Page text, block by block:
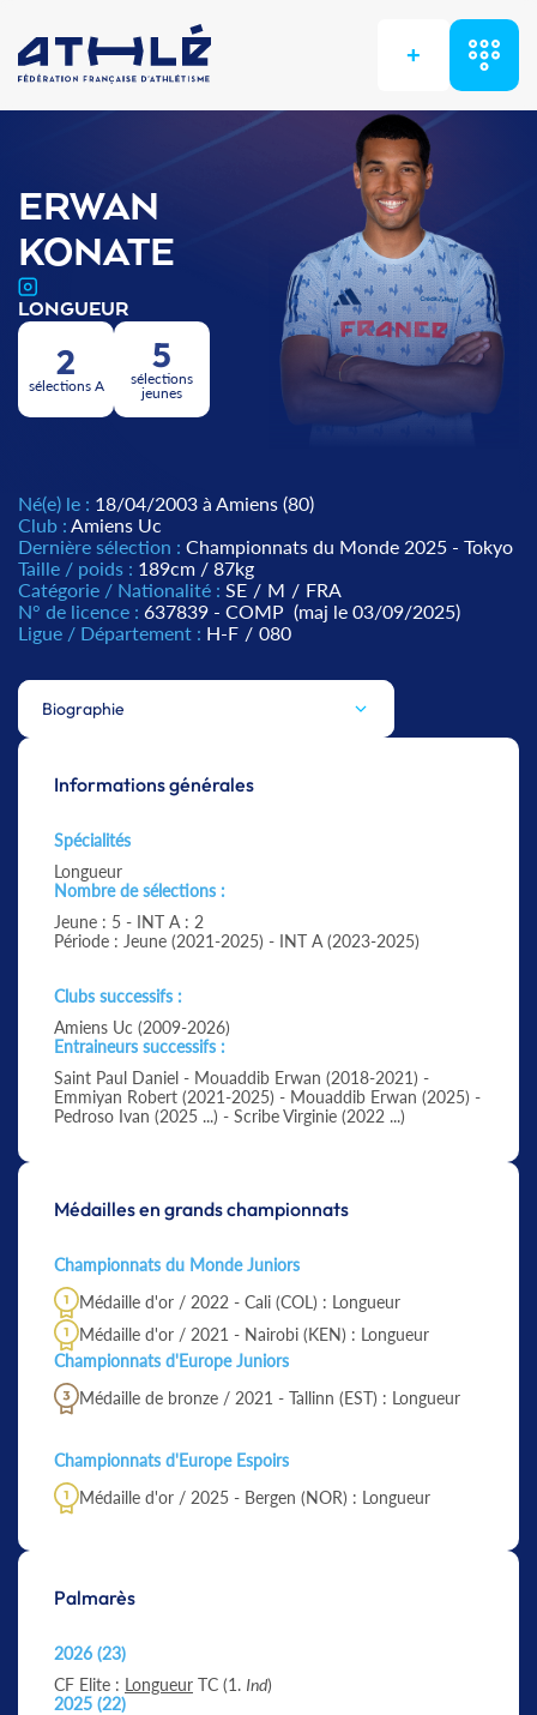
+
ERWAN
KONATE
LONGUEUR
2
sélections A
5
sélections
jeunes
Né(e) le : 18/04/2003 à Amiens (80)
Club : Amiens Uc
Dernière sélection : Championnats du Monde 2025 - Tokyo
Taille / poids : 189cm / 87kg
Catégorie / Nationalité : SE / M / FRA
N° de licence : 637839 - COMP (maj le 03/09/2025)
Ligue / Département : H-F / 080
Biographie
Informations générales
Spécialités
Longueur
Nombre de sélections :
Jeune : 5 - INT A : 2
Période : Jeune (2021-2025) - INT A (2023-2025)
Clubs successifs :
Amiens Uc (2009-2026)
Entraineurs successifs :
Saint Paul Daniel - Mouaddib Erwan (2018-2021) -
Emmiyan Robert (2021-2025) - Mouaddib Erwan (2025) -
Pedroso Ivan (2025 ...) - Scribe Virginie (2022 ...)
Médailles en grands championnats
Championnats du Monde Juniors
Médaille d'or / 2022 - Cali (COL) : Longueur
Médaille d'or / 2021 - Nairobi (KEN) : Longueur
Championnats d'Europe Juniors
Médaille de bronze / 2021 - Tallinn (EST) : Longueur
Championnats d'Europe Espoirs
Médaille d'or / 2025 - Bergen (NOR) : Longueur
Palmarès
2026 (23)
CF Elite : Longueur TC (1. Ind)
2025 (22)